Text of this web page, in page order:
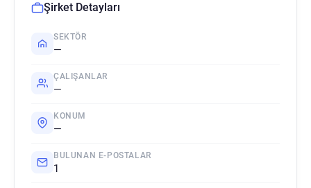
Şirket Detayları
SEKTÖR
—
ÇALIŞANLAR
—
KONUM
—
BULUNAN E-POSTALAR
1